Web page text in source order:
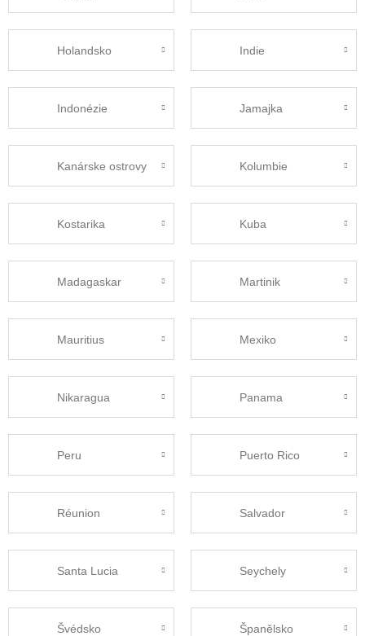
Holandsko Indie
Indonézie Jamajka
Kanárske ostrovy Kolumbie
Kostarika Kuba
Madagaskar Martinik
Mauritius Mexiko
Nikaragua Panama
Peru Puerto Rico
Réunion Salvador
Santa Lucia Seychely
Švédsko Španělsko